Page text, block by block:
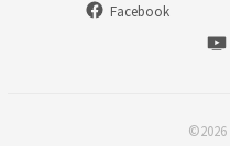
Facebook
©2026